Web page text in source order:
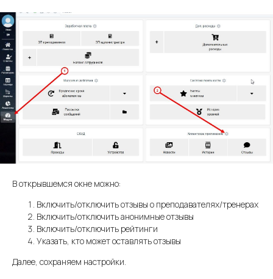
В открывшемся окне можно:
Включить/отключить отзывы о преподавателях/тренерах
Включить/отключить анонимные отзывы
Включить/отключить рейтинги
Указать, кто может оставлять отзывы
Далее, сохраняем настройки.